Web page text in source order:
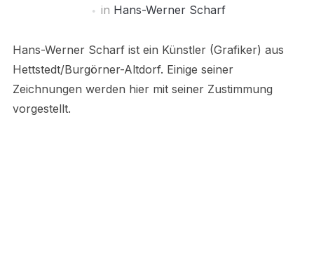
in Hans-Werner Scharf
Hans-Werner Scharf ist ein Künstler (Grafiker) aus
Hettstedt/Burgörner-Altdorf. Einige seiner
Zeichnungen werden hier mit seiner Zustimmung
vorgestellt.